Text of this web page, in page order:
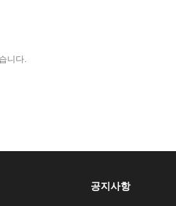
니다.
공지사항